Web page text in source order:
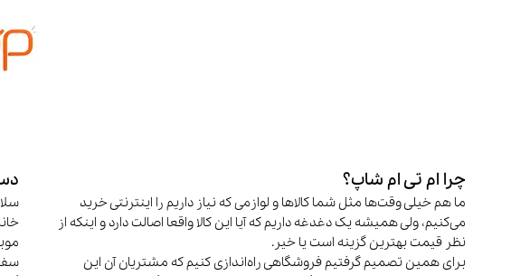
چرا ام تی ام شاپ؟
ما هم خیلی وقت‌ها مثل شما کالاها و لوازمی که نیاز داریم را اینترنتی خرید
می‌کنیم، ولی همیشه یک دغدغه داریم که آیا این کالا واقعا اصالت دارد و اینکه از
نظر قیمت بهترین گزینه است یا خیر.
برای همین تصمیم گرفتیم فروشگاهی راه‌اندازی کنیم که مشتریان آن این